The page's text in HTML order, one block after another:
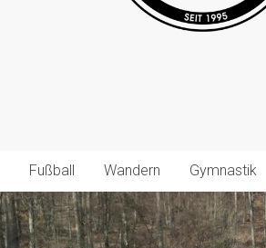
Fußball Wandern Gymnastik